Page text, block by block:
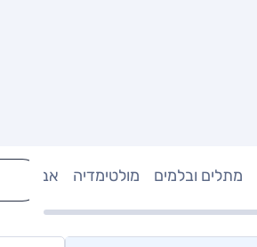
מתלים ובלמים מולטימדיה אבזור